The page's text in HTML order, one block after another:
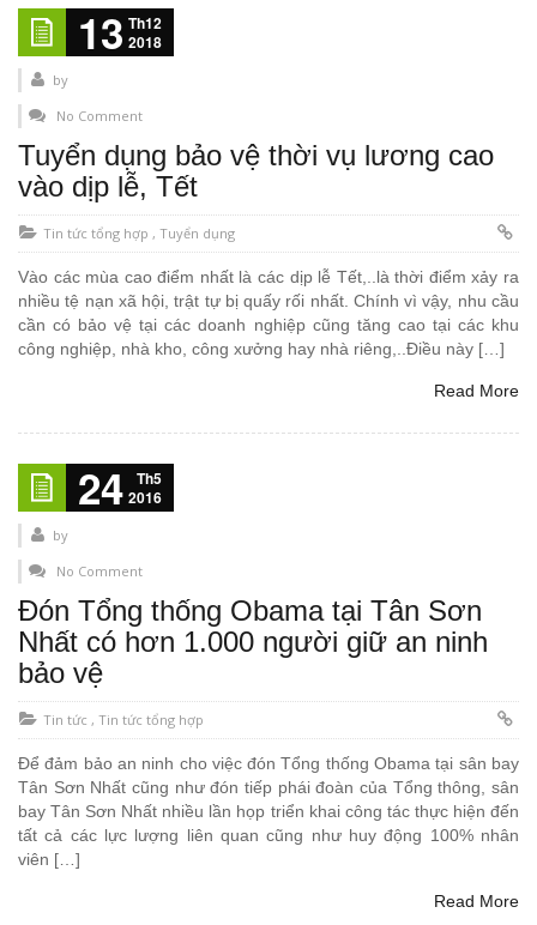
13 Th12
2018
by
No Comment
Tuyển dụng bảo vệ thời vụ lương cao
vào dịp lễ, Tết
Tin tức tổng hợp , Tuyển dụng
Vào các mùa cao điểm nhất là các dịp lễ Tết,..là thời điểm xảy ra
nhiều tệ nạn xã hội, trật tự bị quấy rối nhất. Chính vì vậy, nhu cầu
cần có bảo vệ tại các doanh nghiệp cũng tăng cao tại các khu
công nghiệp, nhà kho, công xưởng hay nhà riêng,..Điều này […]
Read More
24
Th5
2016
by
No Comment
Đón Tổng thống Obama tại Tân Sơn
Nhất có hơn 1.000 người giữ an ninh
bảo vệ
Tin tức , Tin tức tổng hợp
Để đảm bảo an ninh cho việc đón Tổng thống Obama tại sân bay
Tân Sơn Nhất cũng như đón tiếp phái đoàn của Tổng thông, sân
bay Tân Sơn Nhất nhiều lần họp triển khai công tác thực hiện đến
tất cả các lực lượng liên quan cũng như huy động 100% nhân
viên […]
Read More